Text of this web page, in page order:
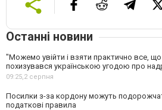
Останні новини
"Можемо увійти і взяти практично все,
похизувався українською угодою про
09:25, 2 серпня
Посилки з-за кордону можуть
податкові правила